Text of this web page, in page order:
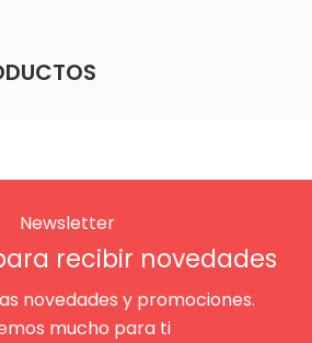
Newsletter
recibir novedades
novedades y promociones.
mucho para ti